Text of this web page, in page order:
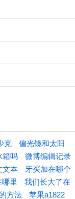
克
偏光镜和太阳
箱吗
微博编辑记录
文本
牙买加在哪个
里
我们长大了在
方法 苹果a1822